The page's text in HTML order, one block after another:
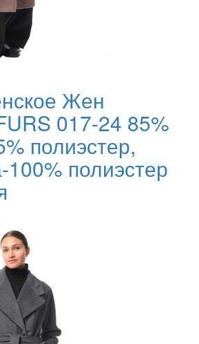
Жен
017-24 85%
полиэстер,
100% полиэстер